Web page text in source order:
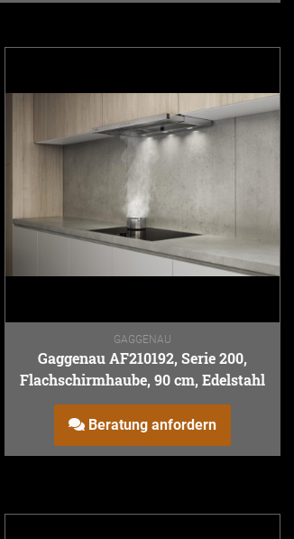
GAGGENAU
Gaggenau AF210192, Serie 200,
Flachschirmhaube, 90 cm, Edelstahl
Beratung anfordern